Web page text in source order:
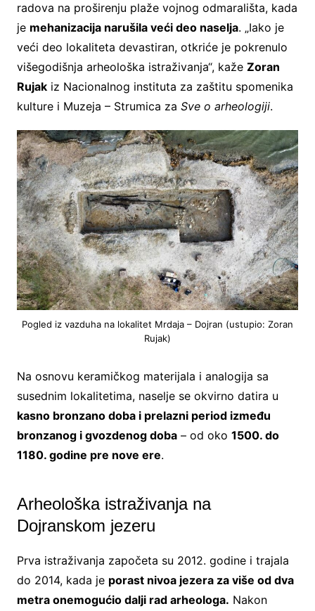
radova na proširenju plaže vojnog odmarališta, kada
je mehanizacija narušila veći deo naselja. „Iako je
veći deo lokaliteta devastiran, otkriće je pokrenulo
višegodišnja arheološka istraživanja“, kaže Zoran
Rujakiz Nacionalnog instituta za zaštitu spomenika
kulture i Muzeja – Strumica za Sve o arheologiji.
Pogled iz vazduha na lokalitet Mrdaja – Dojran (ustupio: Zoran
Rujak)
Na osnovu keramičkog materijala i analogija sa
susednim lokalitetima, naselje se okvirno datira u
kasno bronzano doba i prelazni period između
bronzanog i gvozdenog doba– od oko 1500. do
1180. godine pre nove ere.
Arheološka istraživanja na
Dojranskom jezeru
Prva istraživanja započeta su 2012. godine i trajala
do 2014, kada je porast nivoa jezera za više od dva
metra onemogućio dalji rad arheologa. Nakon